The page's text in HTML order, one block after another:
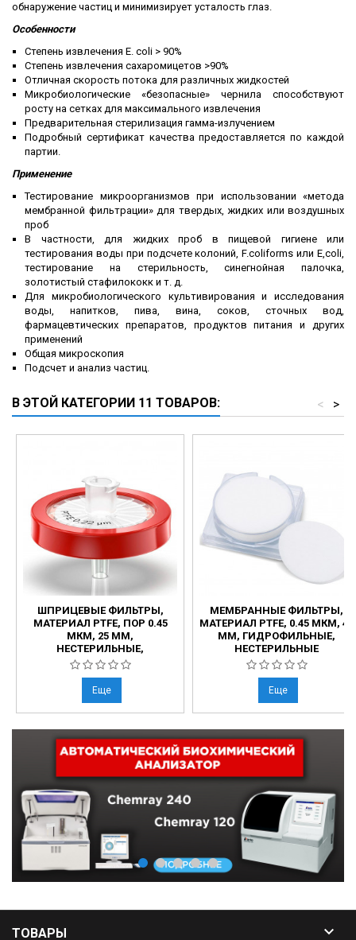
обнаружение частиц и минимизирует усталость глаз.
Особенности
Степень извлечения E. coli > 90%
Степень извлечения сахаромицетов >90%
Отличная скорость потока для различных жидкостей
Микробиологические «безопасные» чернила способствуют
росту на сетках для максимального извлечения
Предварительная стерилизация гамма-излучением
Подробный сертификат качества предоставляется по каждой
партии.
Применение
Тестирование микроорганизмов при использовании «метода
мембранной фильтрации» для твердых, жидких или воздушных
проб
В частности, для жидких проб в пищевой гигиене или
тестирования воды при подсчете колоний, F.coliforms или E,coli,
тестирование на стерильность, синегнойная палочка,
золотистый стафилококк и т. д.
Для микробиологического культивирования и исследования
воды, напитков, пива, вина, соков, сточных вод,
фармацевтических препаратов, продуктов питания и других
применений
Общая микроскопия
Подсчет и анализ частиц.
В ЭТОЙ КАТЕГОРИИ 11 ТОВАРОВ: >
<
ШПРИЦЕВЫЕ ФИЛЬТРЫ,
МАТЕРИАЛ PTFE, ПОР 0.45
МКМ, 25 ММ,
НЕСТЕРИЛЬНЫЕ,
ГИДРОФИЛЬНЫЕ
Еще
МЕМБРАННЫЕ ФИЛЬТРЫ,
МАТЕРИАЛ PTFE, 0.45 МКМ, 47
ММ, ГИДРОФИЛЬНЫЕ,
НЕСТЕРИЛЬНЫЕ
Еще
ТОВАРЫ 